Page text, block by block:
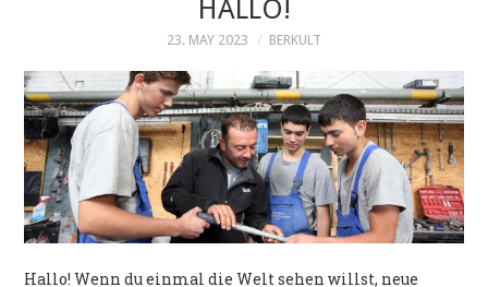
HALLO!
23. MAY 2023 BERKULT
Hallo! Wenn du einmal die Welt sehen willst, neue